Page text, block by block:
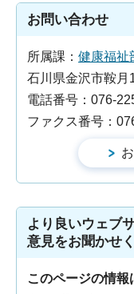
お問い合わせ
所属課： 健康福
石川県金沢市鞍月
電話番号：076-
ファクス番号：
より良いウェブ
意見をお聞かせ
このページの情報